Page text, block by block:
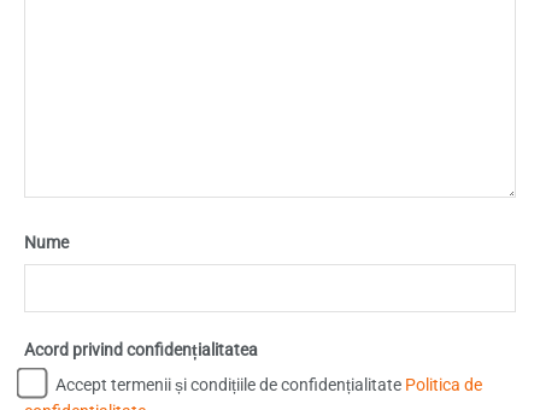
Nume
Acord privind confidențialitatea
Accept termenii și condițiile de confidențialitate Politica de